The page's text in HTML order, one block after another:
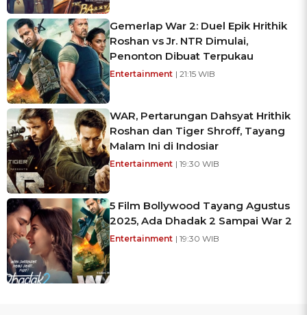
Gemerlap War 2: Duel Epik Hrithik
Roshan vs Jr. NTR Dimulai,
Penonton Dibuat Terpukau
Entertainment | 21:15 WIB
WAR, Pertarungan Dahsyat Hrithik
Roshan dan Tiger Shroff, Tayang
Malam Ini di Indosiar
Entertainment | 19:30 WIB
5 Film Bollywood Tayang Agustus
2025, Ada Dhadak 2 Sampai War 2
Entertainment | 19:30 WIB